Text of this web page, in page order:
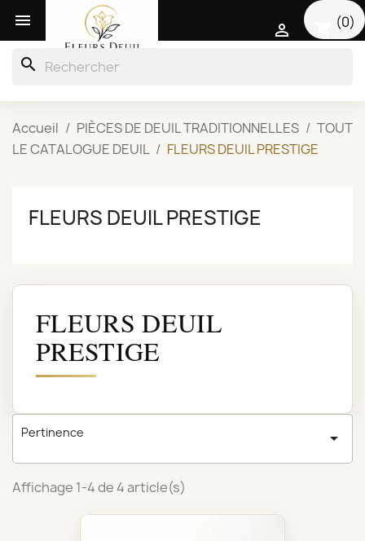
 (0)

search
Accueil PIÈCES DE DEUIL TRADITIONNELLES
TOUT
LE CATALOGUE DEUIL
FLEURS DEUIL PRESTIGE
FLEURS DEUIL PRESTIGE
FLEURS DEUIL
PRESTIGE
Pertinence 
Affichage 1-4 de 4 article(s)